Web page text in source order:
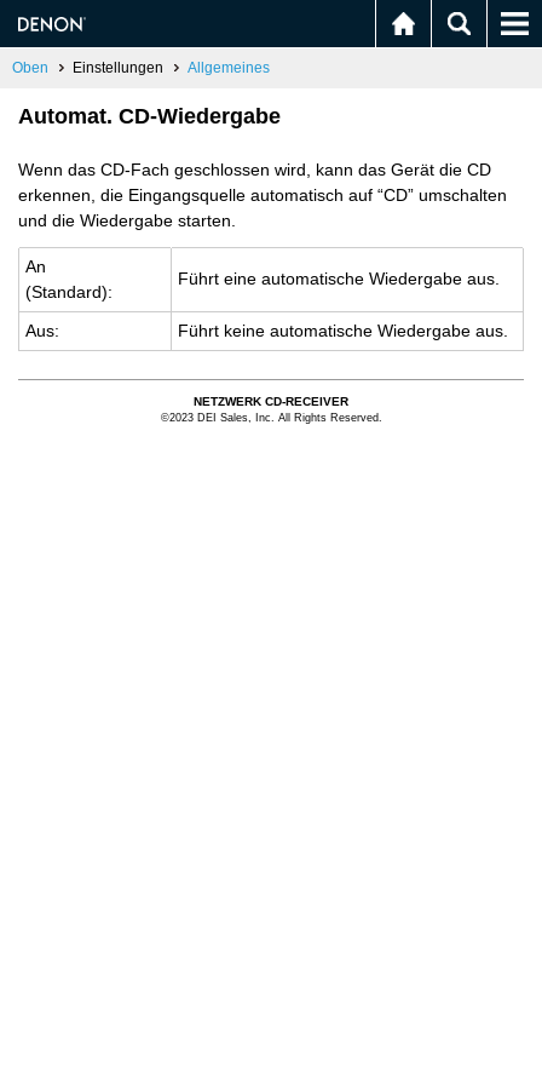
Oben Einstellungen Allgemeines
Automat. CD-Wiedergabe
Wenn das CD-Fach geschlossen wird, kann das Gerät die CD
erkennen, die Eingangsquelle automatisch auf “CD” umschalten
und die Wiedergabe starten.
An
(Stan­dard):
Führt eine au­to­ma­ti­sche Wie­der­ga­be aus.
Aus: Führt keine au­to­ma­ti­sche Wie­der­ga­be aus.
NETZWERK CD-RECEIVER
©2023 DEI Sales, Inc. All Rights Reserved.